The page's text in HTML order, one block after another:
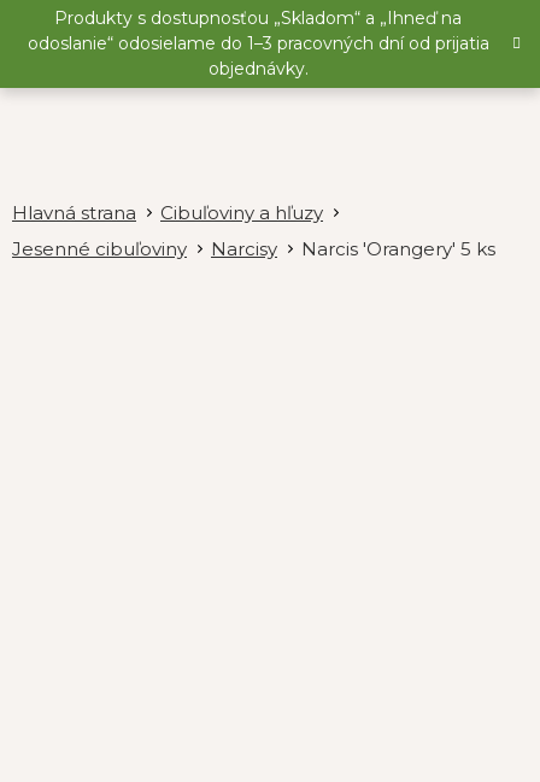
Produkty s dostupnosťou „Skladom“ a „Ihneď na
odoslanie“ odosielame do 1–3 pracovných dní od prijatia
objednávky.
Cibuľoviny a hľuzy
Jesenné cibuľoviny
Narcisy Narcis 'Orangery' 5 ks